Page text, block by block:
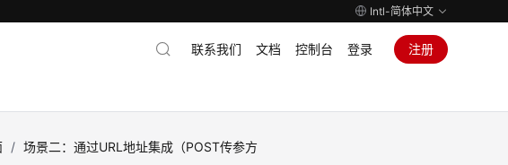
Intl-简体中文
联系我们 文档 控制台 登录 注册
/ 场景二：通过URL地址集成（POST传参方